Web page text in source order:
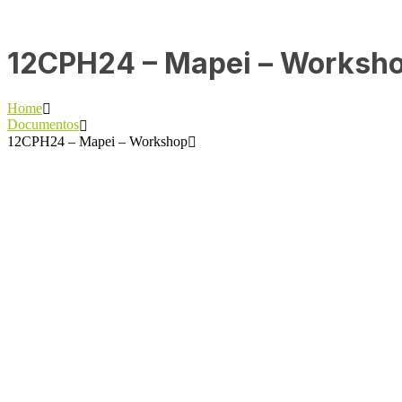
12CPH24 – Mapei –
Home
Documentos
12CPH24 – Mapei – Workshop